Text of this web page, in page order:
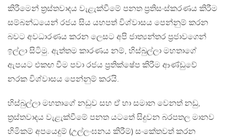
කිරීමෙන් ත්‍රස්තවාදය වැළැක්වීමේ පනත ප්‍රතිසංස්කරණය කිරීම
සම්බන්ධයෙන් රජය සිය යහපත් විශ්වාසය පෙන්නුම් කරන
බවට අවධාරණය කරන ලෙසට අපි ජාත්‍යන්තර ප්‍රජාවගෙන්
ඉල්ලා සිටිමු. ඇත්තම කාරණය නම්, හිස්බුල්ලා මහතාගේ
ඇපයට එකඟ වීම පවා රජය ප්‍රතික්ෂේප කිරීම ආණ්ඩුවේ
නරක විශ්වාසය පෙන්නුම් කරයි.
හිස්බුල්ලා මහතාගේ නඩුව සහ ඒ හා සමාන වෙනත් නඩු,
ත්‍රස්තවාදය වැළැක්වීමේ පනත යටතේ සිදුවන බරපතල මානව
හිමිකම් අපයෙදුම් (උල්ලංඝනය කිරීම්) සංකේතවත් කරන